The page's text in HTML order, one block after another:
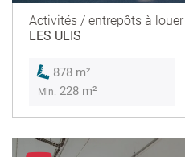
Activités / entrepôts à louer
LES ULIS
878 m²
Min. 228 m²